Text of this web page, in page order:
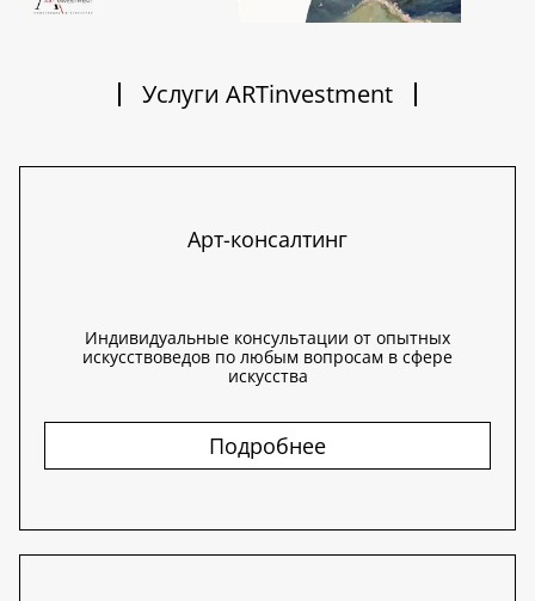
Услуги ARTinvestment
Арт-консалтинг
Индивидуальные консультации от опытных
искусствоведов по любым вопросам в сфере
искусства
Подробнее